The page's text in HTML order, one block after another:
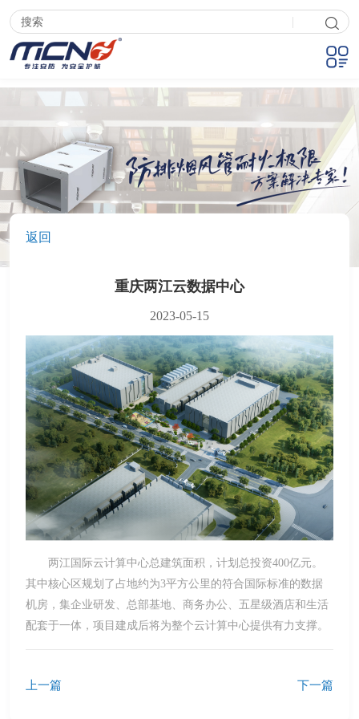
|
返回
重庆两江云数据中心
2023-05-15
两江国际云计算中心总建筑面积，计划总投资400亿元。
其中核心区规划了占地约为3平方公里的符合国际标准的数据
机房，集企业研发、总部基地、商务办公、五星级酒店和生活
配套于一体，项目建成后将为整个云计算中心提供有力支撑。
上一篇 下一篇